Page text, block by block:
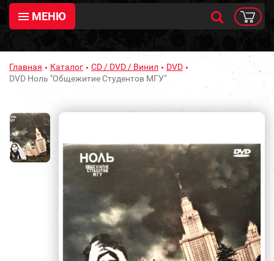
МЕНЮ
Главная Каталог CD / DVD / Винил
DVD
DVD Ноль "Общежитие Студентов МГУ"